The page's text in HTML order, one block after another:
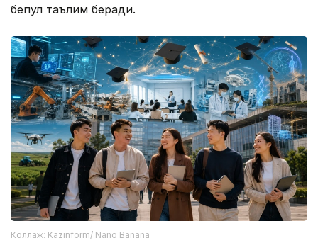
бепул таълим беради.
Коллаж: Kazinform/ Nano Banana